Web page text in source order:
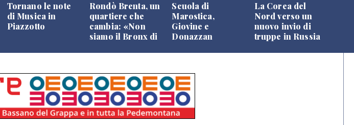
Tornano le note
di Musica in
Piazzotto
Rondò Brenta, un
quartiere che
cambia: «Non
siamo il Bronx di
Scuola di
Marostica,
Giovine e
Donazzan
La Corea del
Nord verso un
nuovo invio di
truppe in Russia